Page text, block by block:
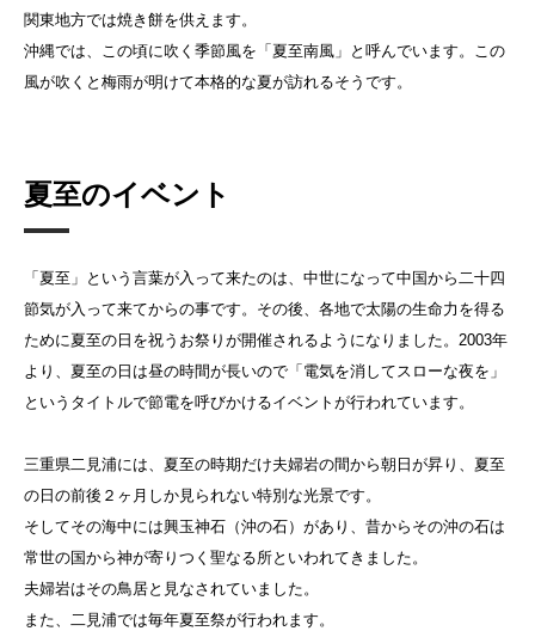
関東地方では焼き餅を供えます。
沖縄では、この頃に吹く季節風を「夏至南風」と呼んでいます。この
風が吹くと梅雨が明けて本格的な夏が訪れるそうです。
夏至のイベント
「夏至」という言葉が入って来たのは、中世になって中国から二十四
節気が入って来てからの事です。その後、各地で太陽の生命力を得る
ために夏至の日を祝うお祭りが開催されるようになりました。2003年
より、夏至の日は昼の時間が長いので「電気を消してスローな夜を」
というタイトルで節電を呼びかけるイベントが行われています。
三重県二見浦には、夏至の時期だけ夫婦岩の間から朝日が昇り、夏至
の日の前後２ヶ月しか見られない特別な光景です。
そしてその海中には興玉神石（沖の石）があり、昔からその沖の石は
常世の国から神が寄りつく聖なる所といわれてきました。
夫婦岩はその鳥居と見なされていました。
また、二見浦では毎年夏至祭が行われます。